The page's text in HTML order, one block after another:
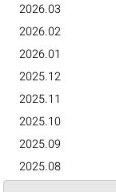
2026.03
2026.02
2026.01
2025.12
2025.11
2025.10
2025.09
2025.08